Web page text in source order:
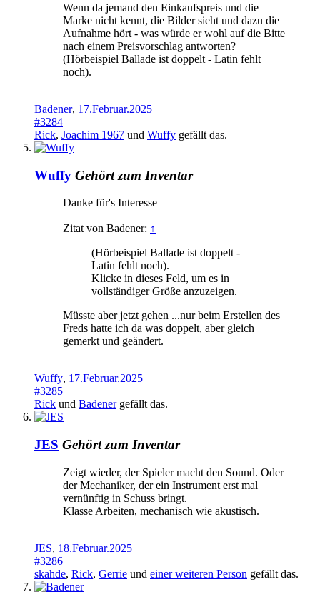
Wenn da jemand den Einkaufspreis und die
Marke nicht kennt, die Bilder sieht und dazu die
Aufnahme hört - was würde er wohl auf die Bitte
nach einem Preisvorschlag antworten?
(Hörbeispiel Ballade ist doppelt - Latin fehlt
noch).
Badener, 17.Februar.2025
#3284
Rick, Joachim 1967 und Wuffy gefällt das.
Wuffy Gehört zum Inventar
Danke für's Interesse
Zitat von Badener: ↑
(Hörbeispiel Ballade ist doppelt -
Latin fehlt noch).
Klicke in dieses Feld, um es in
vollständiger Größe anzuzeigen.
Müsste aber jetzt gehen ...nur beim Erstellen des
Freds hatte ich da was doppelt, aber gleich
gemerkt und geändert.
Wuffy, 17.Februar.2025
#3285
Rick und Badenergefällt das.
JES Gehört zum Inventar
Zeigt wieder, der Spieler macht den Sound. Oder
der Mechaniker, der ein Instrument erst mal
vernünftig in Schuss bringt.
Klasse Arbeiten, mechanisch wie akustisch.
JES, 18.Februar.2025
#3286
skahde, Rick, Gerrie und einer weiteren Person gefällt das.